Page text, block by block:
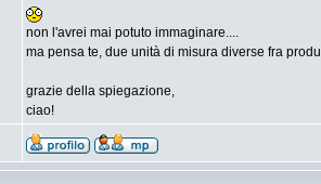
non l'avrei mai potuto immaginare....
ma pensa te, due unità di misura diverse fra
grazie della spiegazione,
ciao!